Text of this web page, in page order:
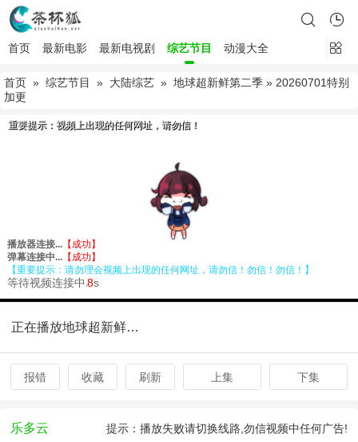
首页 最新电影 最新电视剧 综艺节目 动漫大全
首页 » 综艺节目 » 大陆综艺 » 地球超新鲜第二季 » 20260701特别
加更
正在播放地球超新鲜第二季20260701特别加更
报错 收藏 刷新 上集 下集
乐多云 提示：播放失败请切换线路,勿信视频中任何广告!